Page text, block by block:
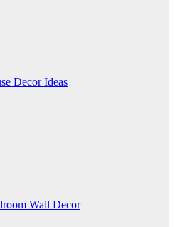
Decor Ideas
Wall Decor